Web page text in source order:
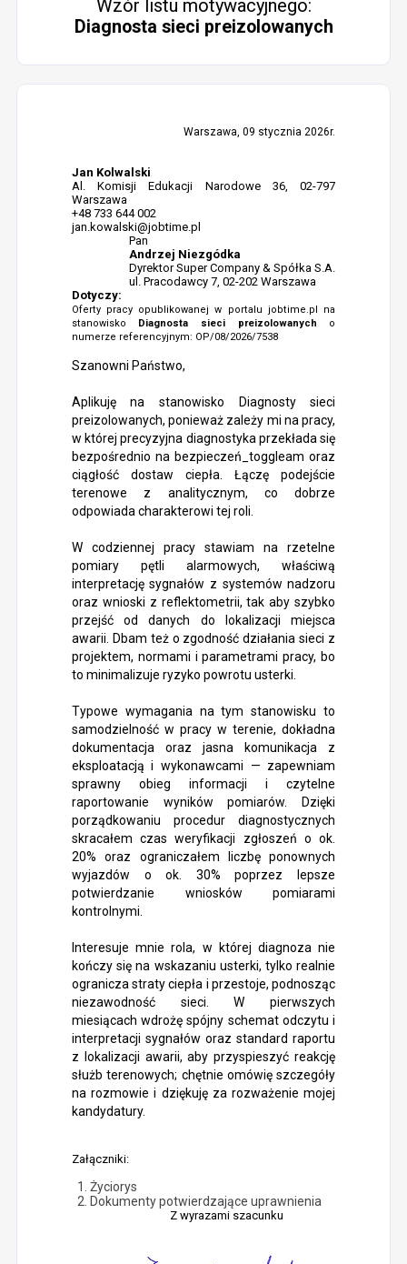
Wzór listu motywacyjnego:
Diagnosta sieci preizolowanych
Warszawa, 09 stycznia 2026r.
Jan Kolwalski
Al. Komisji Edukacji Narodowe 36, 02-797
Warszawa
+48 733 644 002
jan.kowalski@jobtime.pl
Pan
Andrzej Niezgódka
Dyrektor Super Company & Spółka S.A.
ul. Pracodawcy 7, 02-202 Warszawa
Dotyczy:
Oferty pracy opublikowanej w portalu jobtime.pl na
stanowisko Diagnosta sieci preizolowanych o
numerze referencyjnym: OP/08/2026/7538
Szanowni Państwo,
Aplikuję na stanowisko Diagnosty sieci
preizolowanych, ponieważ zależy mi na pracy,
w której precyzyjna diagnostyka przekłada się
bezpośrednio na bezpieczeń_toggleam oraz
ciągłość dostaw ciepła. Łączę podejście
terenowe z analitycznym, co dobrze
odpowiada charakterowi tej roli.
W codziennej pracy stawiam na rzetelne
pomiary pętli alarmowych, właściwą
interpretację sygnałów z systemów nadzoru
oraz wnioski z reflektometrii, tak aby szybko
przejść od danych do lokalizacji miejsca
awarii. Dbam też o zgodność działania sieci z
projektem, normami i parametrami pracy, bo
to minimalizuje ryzyko powrotu usterki.
Typowe wymagania na tym stanowisku to
samodzielność w pracy w terenie, dokładna
dokumentacja oraz jasna komunikacja z
eksploatacją i wykonawcami — zapewniam
sprawny obieg informacji i czytelne
raportowanie wyników pomiarów. Dzięki
porządkowaniu procedur diagnostycznych
skracałem czas weryfikacji zgłoszeń o ok.
20% oraz ograniczałem liczbę ponownych
wyjazdów o ok. 30% poprzez lepsze
potwierdzanie wniosków pomiarami
kontrolnymi.
Interesuje mnie rola, w której diagnoza nie
kończy się na wskazaniu usterki, tylko realnie
ogranicza straty ciepła i przestoje, podnosząc
niezawodność sieci. W pierwszych
miesiącach wdrożę spójny schemat odczytu i
interpretacji sygnałów oraz standard raportu
z lokalizacji awarii, aby przyspieszyć reakcję
służb terenowych; chętnie omówię szczegóły
na rozmowie i dziękuję za rozważenie mojej
kandydatury.
Załączniki:
Życiorys
Dokumenty potwierdzające uprawnienia
Z wyrazami szacunku